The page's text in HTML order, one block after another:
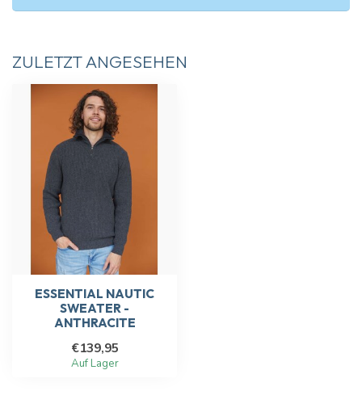
ZULETZT ANGESEHEN
ESSENTIAL NAUTIC
SWEATER -
ANTHRACITE
€139,95
Auf Lager